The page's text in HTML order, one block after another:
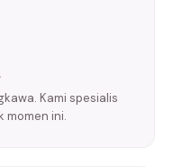
Kami spesialis
momen ini.